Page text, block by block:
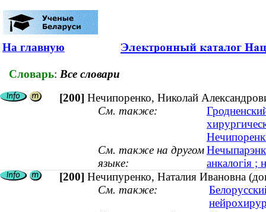
На главную
Словарь: Все словари
[200] Нечипоренко, Николай
См. также:
См. также на другом
языке:
анкалогія ;
[200] Нечипуренко, Наталия Ивановна
См. также: